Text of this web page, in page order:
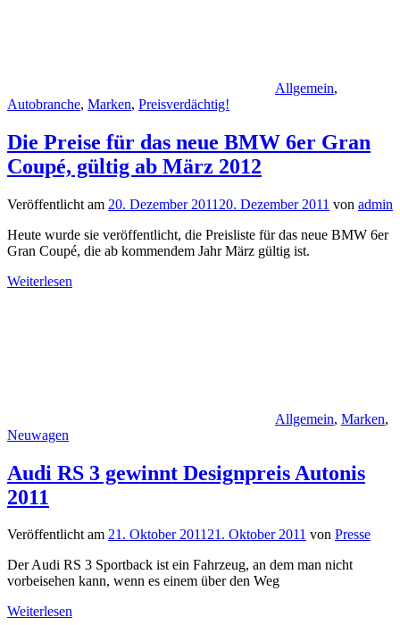
Allgemein,
Autobranche, Marken, Preisverdächtig!
Die Preise für das neue BMW 6er Gran
Coupé, gültig ab März 2012
Veröffentlicht am 20. Dezember 2011 20. Dezember 2011 von admin
Heute wurde sie veröffentlicht, die Preisliste für das neue BMW 6er
Gran Coupé, die ab kommendem Jahr März gültig ist.
Weiterlesen
Allgemein, Marken,
Neuwagen
Audi RS 3 gewinnt Designpreis Autonis
2011
Veröffentlicht am 21. Oktober 201121. Oktober 2011 von Presse
Der Audi RS 3 Sportback ist ein Fahrzeug, an dem man nicht
vorbeisehen kann, wenn es einem über den Weg
Weiterlesen